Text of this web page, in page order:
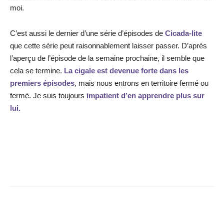
moi.
C’est aussi le dernier d’une série d’épisodes de Cicada-lite
que cette série peut raisonnablement laisser passer. D’après
l’aperçu de l’épisode de la semaine prochaine, il semble que
cela se termine. La cigale est devenue forte dans les
premiers épisodes, mais nous entrons en territoire fermé ou
fermé. Je suis toujours impatient d’en apprendre plus sur
lui.